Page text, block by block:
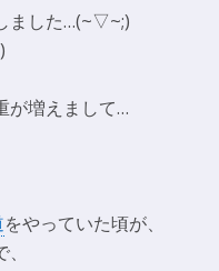
ました…(~▽~;)
が増えまして…
をやっていた頃が、